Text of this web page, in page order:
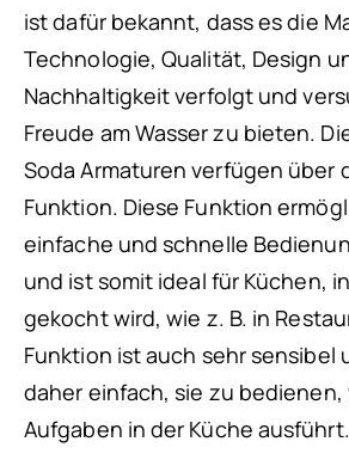
ist dafür bekannt, dass es die
Technologie, Qualität, Design
Nachhaltigkeit verfolgt und
Freude am Wasser zu bieten.
Soda Armaturen verfügen über
Funktion. Diese Funktion
einfache und schnelle
und ist somit ideal für Küchen,
gekocht wird, wie z. B. in
Funktion ist auch sehr sensibel
daher einfach, sie zu bedienen,
Aufgaben in der Küche ausführt.